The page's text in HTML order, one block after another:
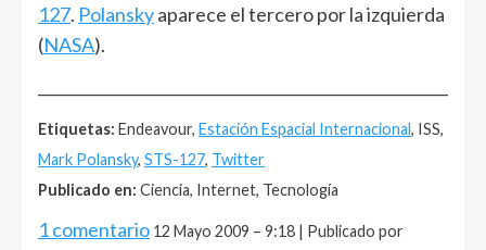
127. Polanskyaparece el tercero por la izquierda
(NASA).
Etiquetas: Endeavour, Estación Espacial Internacional, ISS,
Mark Polansky, STS-127, Twitter
Publicado en: Ciencia, Internet, Tecnología
1 comentario 12 Mayo 2009 – 9:18 | Publicado por